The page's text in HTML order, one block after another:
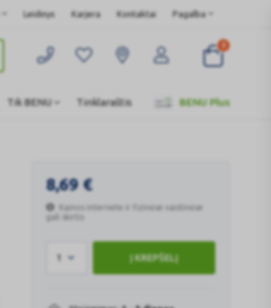
Leidinys Karjera Kontaktai Pagalba
Tik BENU Tinklaraštis BENU Plus
8,69 €
Kainos internete ir fizinėse vaistinėse
gali skirtis
1 Į KREPŠELĮ